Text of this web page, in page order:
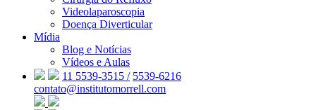
Videolaparoscopia
Doença Diverticular
Mídia
Blog e Notícias
Vídeos e Aulas
11 5539-3515 / 5539-6216
contato@institutomorrell.com